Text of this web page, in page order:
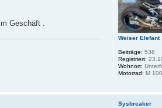
Geschäft .
Weiser Elefant
Beiträge: 538
Registriert:
Wohnort:
Motorrad: M
Sysbreaker